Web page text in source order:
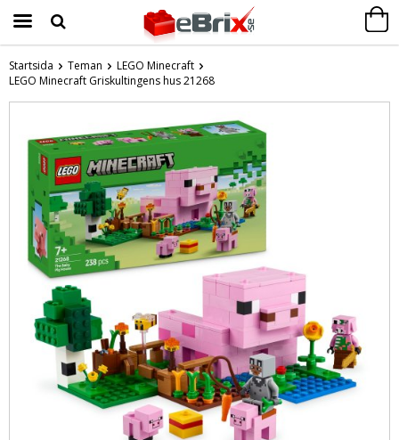
Produkten har blivit tillagd i varukorgen
Startsida Teman
LEGO Minecraft
LEGO Minecraft Griskultingens hus 21268